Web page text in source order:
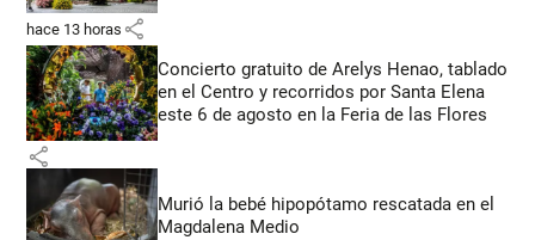
hace 13 horas share
Concierto gratuito de Arelys Henao, tablado
en el Centro y recorridos por Santa Elena
este 6 de agosto en la Feria de las Flores
share
Murió la bebé hipopótamo rescatada en el
Magdalena Medio